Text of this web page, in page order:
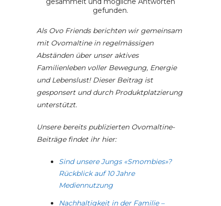
Als Ovo Friends berichten wir gemeinsam
mit Ovomaltine in regelmässigen
Abständen über unser aktives
Familienleben voller Bewegung, Energie
und Lebenslust! Dieser Beitrag ist
gesponsert und durch Produktplatzierung
unterstützt.
Unsere bereits publizierten Ovomaltine-
Beiträge findet ihr hier:
Sind unsere Jungs «Smombies»?
Rückblick auf 10 Jahre
Mediennutzung
Nachhaltigkeit in der Familie –